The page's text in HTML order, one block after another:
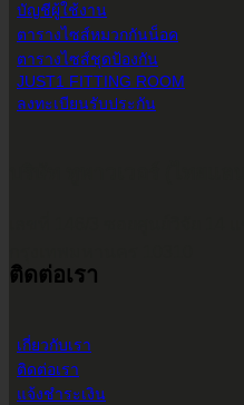
บัญชีผู้ใช้งาน
ตารางไซส์หมวกกันน็อค
ตารางไซส์ชุดป้องกัน
JUST1 FITTING ROOM
ลงทะเบียนรับประกัน
ติดต่อเรา
เกี่ยวกับเรา
ติดต่อเรา
แจ้งชำระเงิน